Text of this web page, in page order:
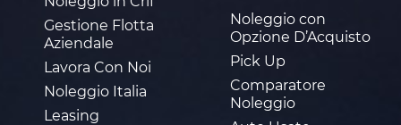
Gestione Flotta
Aziendale
Lavora Con Noi
Noleggio Italia
Leasing
Noleggio con
Opzione D’Acquisto
Pick Up
Comparatore
Noleggio